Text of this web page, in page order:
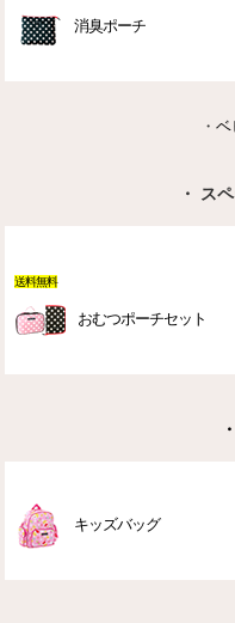
消臭ポーチ
・ ベ
・ ス
送料無料
おむつポーチセット
キッズバッグ